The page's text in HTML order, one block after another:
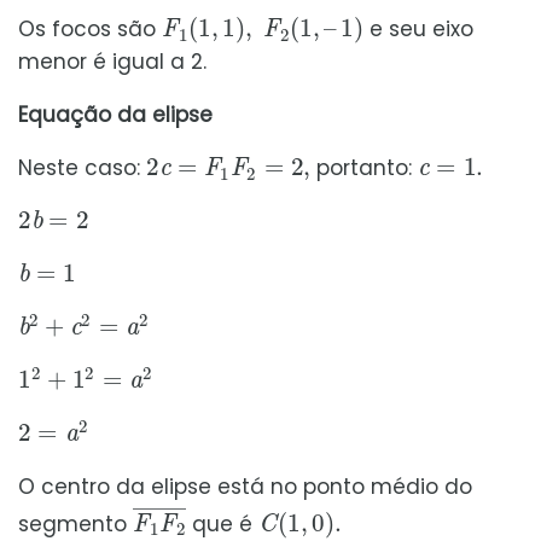
Os focos são
F1 (1, ),F (1, –1
e seu eixo
menor é igual a 2.
Equação da elipse
Neste caso:
2 1F 2=
portanto:
2 b
2
b
b2 c2
2
12 2=
2
2
O centro da elipse está no ponto médio do
segmento
F1F2¯
que é
C(1 0).